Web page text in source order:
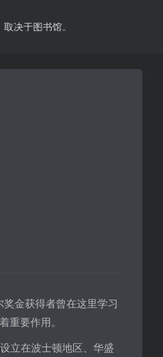
决于图书馆。
金获得者曾在这里学习
要作用。
立在波士顿地区、华盛